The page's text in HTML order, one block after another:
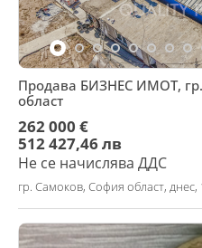
Продава БИЗНЕС ИМОТ,
област
262 000 €
512 427,46 лв
Не се начислява ДДС
гр. Самоков, София област, днес,